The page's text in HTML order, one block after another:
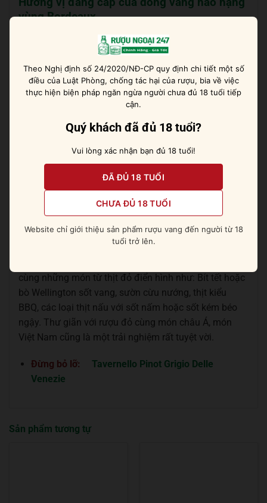
vùng Bordeaux
Grands Terroirs Bordeaux Supérieur là một chai rượu
thực sự quyến rũ bởi sắc đỏ ruby đậm đà khó cưỡng.
Vang bộc lộ tầng hương thơm phức hợp đậm đà với
những nốt hương trái cây đỏ chín mọng như anh đào,
quả dâu rừng hay phúc bồn tử. Rót một ít rượu ra ly
pha lê bạn sẽ ngạc nhiên bởi sự hiện diện thêm của
quả lý chua đen, ớt chuông, hoa violet và gia vị cay
vang sâu đậm, cá tính rõ nét, độ chát mượt với những
dư vị của khói thuốc lá, gia vị cay ấm và quả khô vô
cùng khó quên.
Cách thưởng thức tuyệt vời
Một chai rượu đỏ nên được phục vụ ở nhiệt độ 16-18
độ C để bộc lộ hết thảy những hương vị độc đáo nhất.
cùng những món từ thịt đỏ điển hình như: Bít tết hoặc
bò Wellington sốt vang, sườn cừu nướng, thịt kiểu
BBQ, các loại thịt nấu với sốt nấm hoặc sốt kém béo
ngậy. Thư giãn với rượu đỏ cùng món châu Á, món
Việt Nam cũng là một trải nghiệm rất tuyệt vời.
Đừng bỏ lỡ:
Tavernello Pinot Grigio Delle
Venezie
Sản phẩm tương tự
Theo Nghị định số 24/2020/NĐ-CP quy định chi tiết một số
điều của Luật Phòng, chống tác hại của rượu, bia về việc
thực hiện biện pháp ngăn ngừa người chưa đủ 18 tuổi tiếp
cận.
Quý khách đã đủ 18 tuổi?
Vui lòng xác nhận bạn đủ 18 tuổi!
ĐÃ ĐỦ 18 TUỔI
CHƯA ĐỦ 18 TUỔI
Website chỉ giới thiệu sản phẩm rượu vang đến người từ 18
tuổi trở lên.